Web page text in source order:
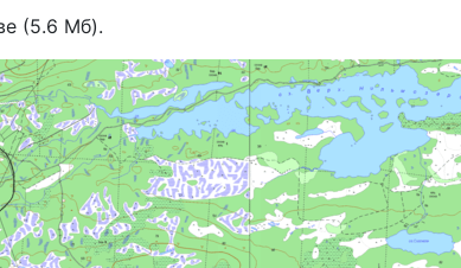
(5.6 Мб).